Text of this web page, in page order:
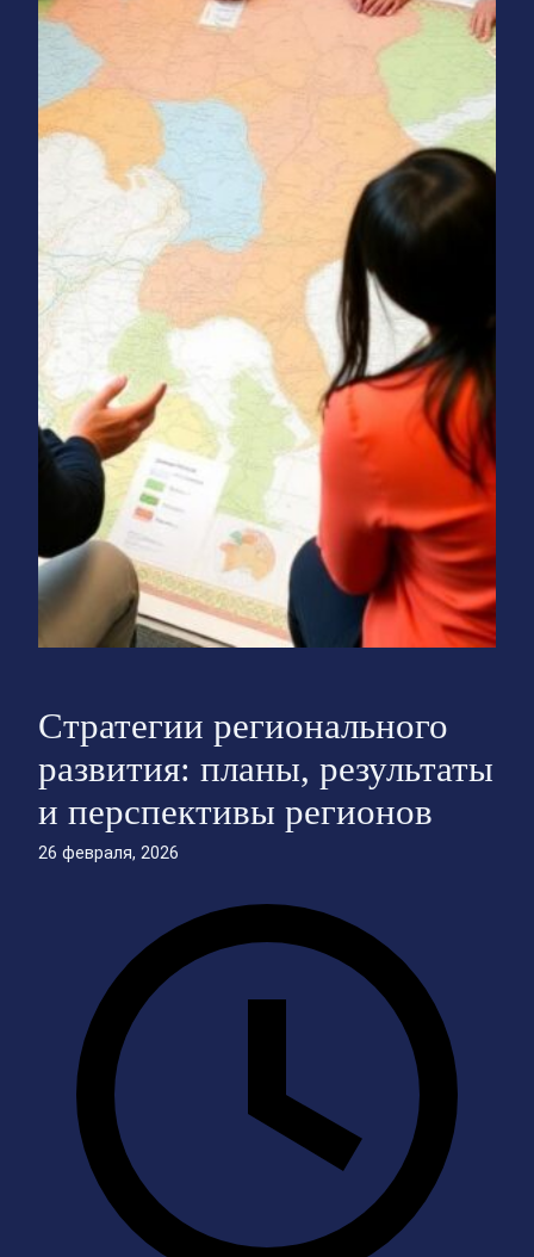
Стратегии регионального
развития: планы, результаты
и перспективы регионов
26 февраля, 2026